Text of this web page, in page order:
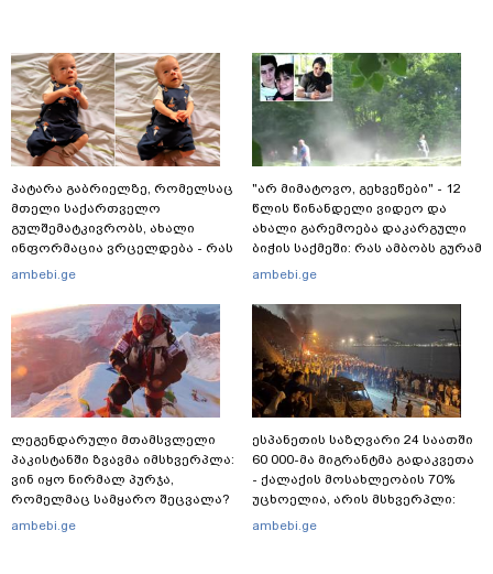
პატარა გაბრიელზე, რომელსაც
მთელი საქართველო
გულშემატკივრობს, ახალი
ინფორმაცია ვრცელდება - რას
წერს ბიჭუნას დედა?
ambebi.ge
ლეგენდარული მთამსვლელი
პაკისტანში ზვავმა იმსხვერპლა:
ვინ იყო ნირმალ პურჯა,
რომელმაც სამყარო შეცვალა?
ambebi.ge
"არ მიმატოვო, გეხვეწები" - 12
წლის წინანდელი ვიდეო და
ახალი გარემოება დაკარგული
ბიჭის საქმეში: რას ამბობს გურამ
დადიანიძის დედა
ambebi.ge
ესპანეთის საზღვარი 24 საათში
60 000-მა მიგრანტმა გადაკვეთა
- ქალაქის მოსახლეობის 70%
უცხოელია, არის მსხვერპლი:
ბოლო ცნობები სეუტადან,
ambebi.ge